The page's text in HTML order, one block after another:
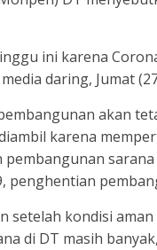
ini karena
daring, Jumat
akan
karena
penghentian
setelah kondisi
di DT masih